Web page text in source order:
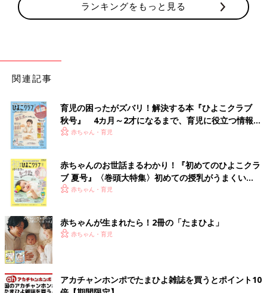
ランキングをもっと見る
関連記事
育児の困ったがズバリ！解決する本『ひよこクラブ
秋号』 4カ月～2才になるまで、育児に役立つ情報が
いっぱい！
赤ちゃん・育児
赤ちゃんのお世話まるわかり！『初めてのひよこクラ
ブ 夏号』〈巻頭大特集〉初めての授乳がうまくい
く！ おっぱい・ミルクの基本と夏のトラブル 解決テ
赤ちゃん・育児
赤ちゃんが生まれたら！2冊の「たまひよ」
赤ちゃん・育児
アカチャンホンポでたまひよ雑誌を買うとポイント10